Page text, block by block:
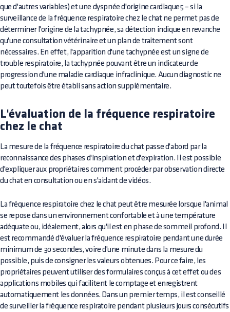
que d'autres variables) et une dyspnée d'origine cardiaque5 – si la
surveillance de la fréquence respiratoire chez le chat ne permet pas de
déterminer l'origine de la tachypnée, sa détection indique en revanche
qu'une consultation vétérinaire et un plan de traitement sont
nécessaires. En effet, l'apparition d'une tachypnée est un signe de
trouble respiratoire, la tachypnée pouvant être un indicateur de
progression d'une maladie cardiaque infraclinique. Aucun diagnostic ne
peut toutefois être établi sans action supplémentaire.
L'évaluation de la fréquence respiratoire
chez le chat
La mesure de la fréquence respiratoire du chat passe d'abord par la
reconnaissance des phases d'inspiration et d'expiration. Il est possible
d'expliquer aux propriétaires comment procéder par observation directe
du chat en consultation ou en s'aidant de vidéos.
La fréquence respiratoire chez le chat peut être mesurée lorsque l'animal
se repose dans un environnement confortable et à une température
adéquate ou, idéalement, alors qu'il est en phase de sommeil profond. Il
est recommandé d'évaluer la fréquence respiratoire pendant une durée
minimum de 30 secondes, voire d'une minute dans la mesure du
possible, puis de consigner les valeurs obtenues. Pour ce faire, les
propriétaires peuvent utiliser des formulaires conçus à cet effet ou des
applications mobiles qui facilitent le comptage et enregistrent
automatiquement les données. Dans un premier temps, il est conseillé
de surveiller la fréquence respiratoire pendant plusieurs jours consécutifs